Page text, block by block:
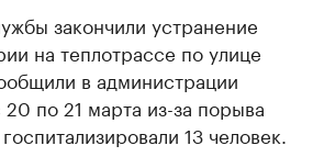
закончили устранение
на теплотрассе по улице
в администрации
по 21 марта из-за порыва
13 человек.